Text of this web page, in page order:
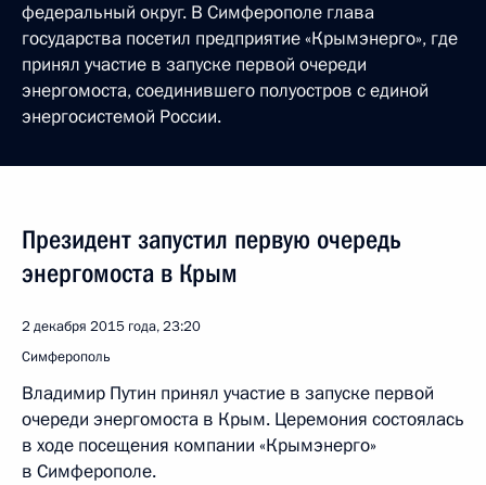
федеральный округ. В Симферополе глава
государства посетил предприятие «Крымэнерго», где
принял участие в запуске первой очереди
энергомоста, соединившего полуостров с единой
энергосистемой России.
Президент запустил первую очередь
энергомоста в Крым
2 декабря 2015 года, 23:20
Симферополь
Владимир Путин принял участие в запуске первой
очереди энергомоста в Крым. Церемония состоялась
в ходе посещения компании «Крымэнерго»
в Симферополе.